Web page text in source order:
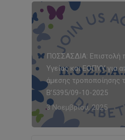
ΠΟΣΣΑΣΔΙΑ: Επιστολή
Υγείας και ΕΟΠΥΥ για
άμεσης τροποποίησης
Β’5395/09-10-2025
3 Νοεμβρίου, 2025